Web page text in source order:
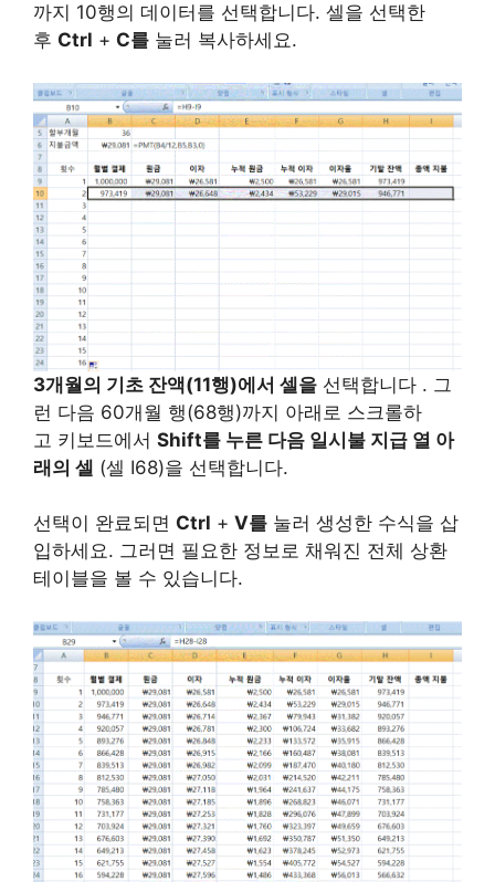
까지 10행의 데이터를 선택합니다. 셀을 선택한
후 Ctrl + C를 눌러 복사하세요.
3개월의 기초 잔액(11행)에서 셀을 선택합니다 . 그
런 다음 60개월 행(68행)까지 아래로 스크롤하
고 키보드에서 Shift를 누른 다음 일시불 지급 열 아
래의 셀 (셀 I68)을 선택합니다.
선택이 완료되면 Ctrl + V를 눌러 생성한 수식을 삽
입하세요. 그러면 필요한 정보로 채워진 전체 상환
테이블을 볼 수 있습니다.